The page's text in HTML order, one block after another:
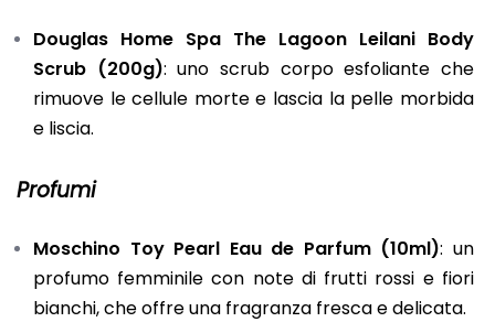
Douglas Home Spa The Lagoon Leilani Body
Scrub (200g): uno scrub corpo esfoliante che
rimuove le cellule morte e lascia la pelle morbida
e liscia.
Profumi
Moschino Toy Pearl Eau de Parfum (10ml): un
profumo femminile con note di frutti rossi e fiori
bianchi, che offre una fragranza fresca e delicata.